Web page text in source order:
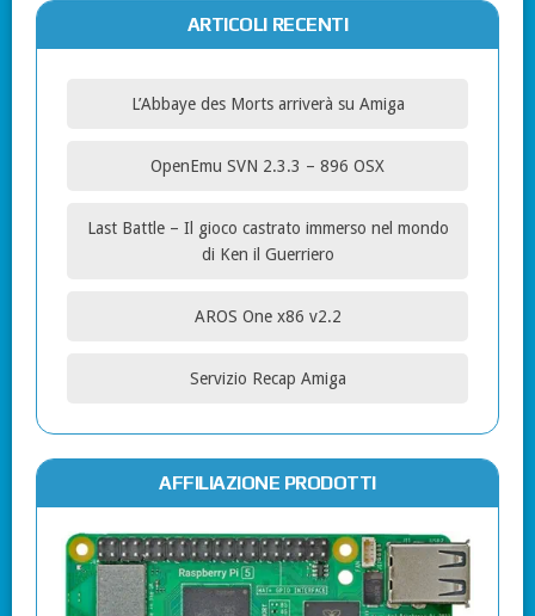
ARTICOLI RECENTI
L’Abbaye des Morts arriverà su Amiga
OpenEmu SVN 2.3.3 – 896 OSX
Last Battle – Il gioco castrato immerso nel mondo
di Ken il Guerriero
AROS One x86 v2.2
Servizio Recap Amiga
AFFILIAZIONE PRODOTTI